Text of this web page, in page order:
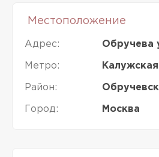
Местоположение
Адрес: Обручева
Метро: Калужская
Район:
Город: Москва